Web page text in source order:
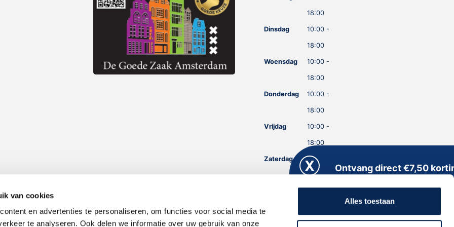
van cookies
en advertenties te personaliseren, om functies voor social media te
te analyseren. Ook delen we informatie over uw gebruik van onze
Alles toestaan
18:00
Dinsdag 10:00 -
18:00
Woensdag 10:00 -
18:00
Donderdag 10:00 -
18:00
Vrijdag 10:00 -
18:00
Zaterdag 10:00 -
18:00
Alle prijzen zijn inclusief 21% BTW, tenzij anders vermeld.
Ontvang direct €7,50
Meld je aan voor onze nieuwsbrief en
direct een persoonlijke kortingscode